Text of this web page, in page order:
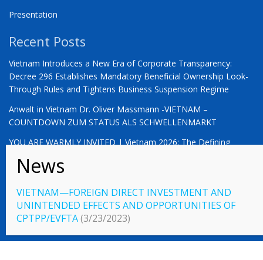
Presentation
Recent Posts
Vietnam Introduces a New Era of Corporate Transparency:
Decree 296 Establishes Mandatory Beneficial Ownership Look-
Through Rules and Tightens Business Suspension Regime
Anwalt in Vietnam Dr. Oliver Massmann -VIETNAM –
COUNTDOWN ZUM STATUS ALS SCHWELLENMARKT
YOU ARE WARMLY INVITED | Vietnam 2026: The Defining
© 2023 Vietnamlaws.xyz
VIETNAM—FOREIGN DIRECT INVESTMENT AND
UNINTENDED EFFECTS AND OPPORTUNITIES OF
CPTPP/EVFTA(3/23/2023)